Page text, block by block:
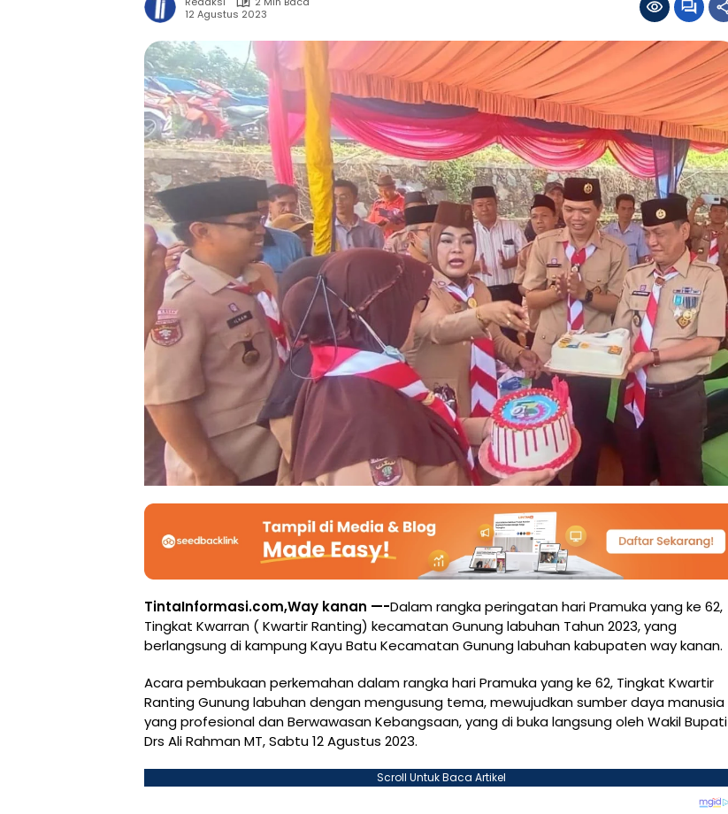
12 Agustus 2023
TintaInformasi.com,Way kanan —-Dalam rangka peringatan hari Pramuka yang ke 62,
Tingkat Kwarran ( Kwartir Ranting) kecamatan Gunung labuhan Tahun 2023, yang
berlangsung di kampung Kayu Batu Kecamatan Gunung labuhan kabupaten way kanan.
Acara pembukaan perkemahan dalam rangka hari Pramuka yang ke 62, Tingkat Kwartir
Ranting Gunung labuhan dengan mengusung tema, mewujudkan sumber daya manusia
yang profesional dan Berwawasan Kebangsaan, yang di buka langsung oleh Wakil Bupati
Drs Ali Rahman MT, Sabtu 12 Agustus 2023.
Scroll Untuk Baca Artikel